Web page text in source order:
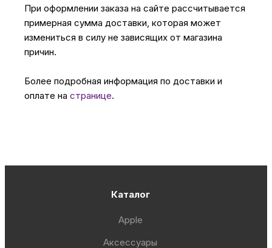
При оформлении заказа на сайте рассчитывается
примерная сумма доставки, которая может
измениться в силу не зависящих от магазина
причин.
Более подробная информация по доставки и
оплате на странице.
Каталог
Apple
Аксессуары